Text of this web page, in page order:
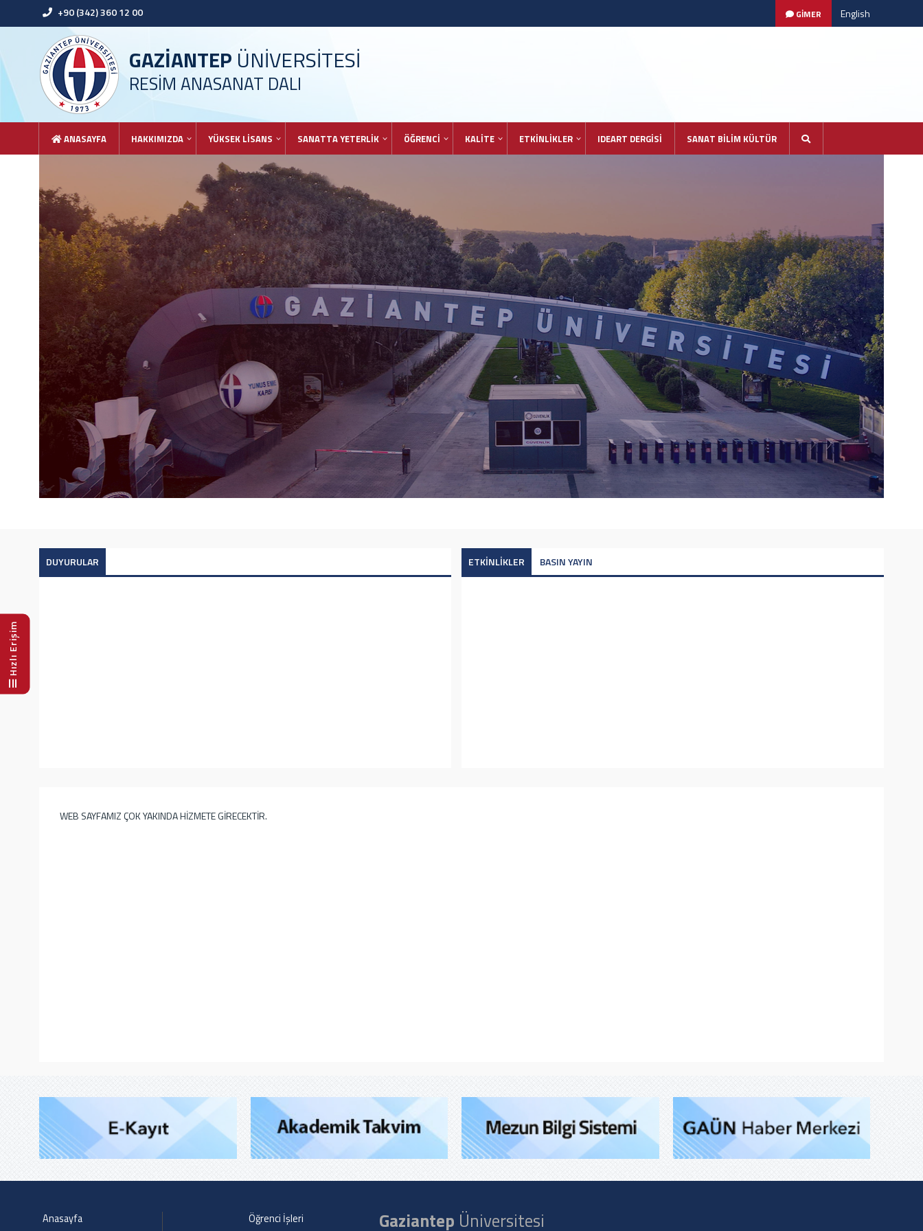
Hızlı Erişim
+90 (342) 360 12 00 GİMER English
GAZİANTEP ÜNİVERSİTESİ
RESİM ANASANAT DALI
ANASAYFA HAKKIMIZDA YÜKSEK LİSANS SANATTA YETERLİK ÖĞRENCİ KALİTE ETKİNLİKLER IDEART DERGİSİ SANAT BİLİM KÜLTÜR
DUYURULAR ETKİNLİKLER BASIN YAYIN
WEB SAYFAMIZ ÇOK YAKINDA HİZMETE GİRECEKTİR.
Anasayfa
Öğrenci İşleri
Gaziantep Üniversitesi